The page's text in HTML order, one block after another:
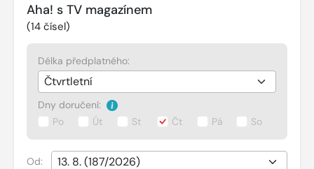
Aha! s TV magazínem
(14 čísel)
Délka předplatného:
Dny doručení:
Po
Út St Čt Pá So
Od: